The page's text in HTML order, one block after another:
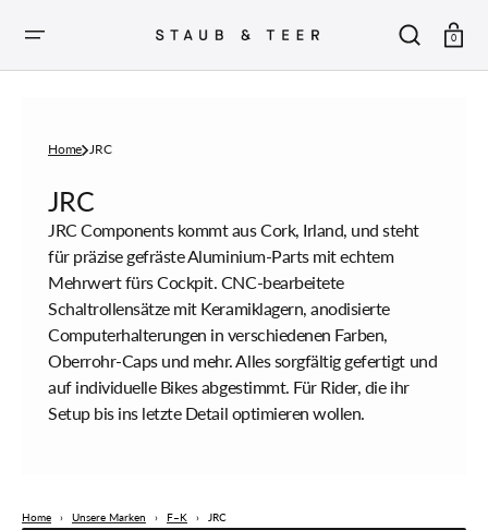
SPRINGEN
0
Home JRC
Sammlung:
JRC
JRC Components kommt aus Cork, Irland, und steht
für präzise gefräste Aluminium-Parts mit echtem
Mehrwert fürs Cockpit. CNC-bearbeitete
Schaltrollensätze mit Keramiklagern, anodisierte
Computerhalterungen in verschiedenen Farben,
Oberrohr-Caps und mehr. Alles sorgfältig gefertigt und
auf individuelle Bikes abgestimmt. Für Rider, die ihr
Setup bis ins letzte Detail optimieren wollen.
Home › Unsere Marken › F–K › JRC